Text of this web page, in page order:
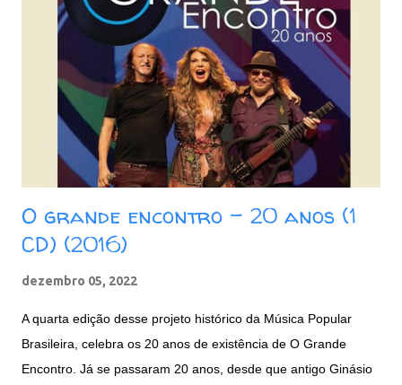
Pepitas de Fogo 09. Jardim das Acácias II 10. Batendo na
Porta do Céu [Knockin' on Heaven's Door] Baixar: 165 MB -
ZiP - MP3 - 320 Kbps Google Drive - Box - MEGA
O grande encontro - 20 anos (1
CD) (2016)
dezembro 05, 2022
A quarta edição desse projeto histórico da Música Popular
Brasileira, celebra os 20 anos de existência de O Grande
Encontro. Já se passaram 20 anos, desde que antigo Ginásio